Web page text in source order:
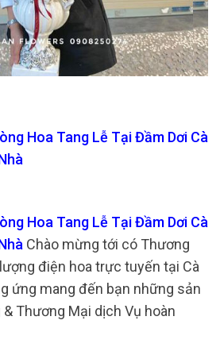
Hoa Tang Lễ Tại Đầm Dơi Cà
Hoa Tang Lễ Tại Đầm Dơi Cà
Chào mừng tới có Thương
điện hoa trực tuyến tại Cà
ứng mang đến bạn những sản
Thương Mại dịch Vụ hoàn